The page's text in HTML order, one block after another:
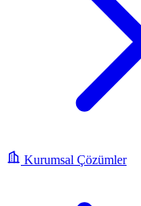
Kurumsal Çözümler